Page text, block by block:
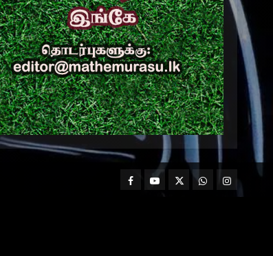
FacebookMathemurasu
TwitterWhatsAppInstagram